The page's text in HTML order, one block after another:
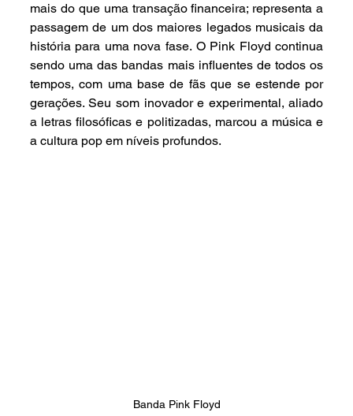
mais do que uma transação financeira; representa a
passagem de um dos maiores legados musicais da
história para uma nova fase. O Pink Floyd continua
sendo uma das bandas mais influentes de todos os
tempos, com uma base de fãs que se estende por
gerações. Seu som inovador e experimental, aliado
a letras filosóficas e politizadas, marcou a música e
a cultura pop em níveis profundos.
Banda Pink Floyd